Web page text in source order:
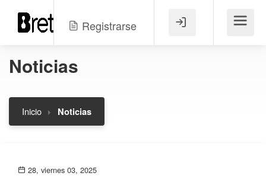
Registrarse Menú
Noticias
Inicio Noticias
28, viernes 03, 2025